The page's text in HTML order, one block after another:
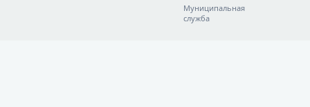
Муниципальная
служба